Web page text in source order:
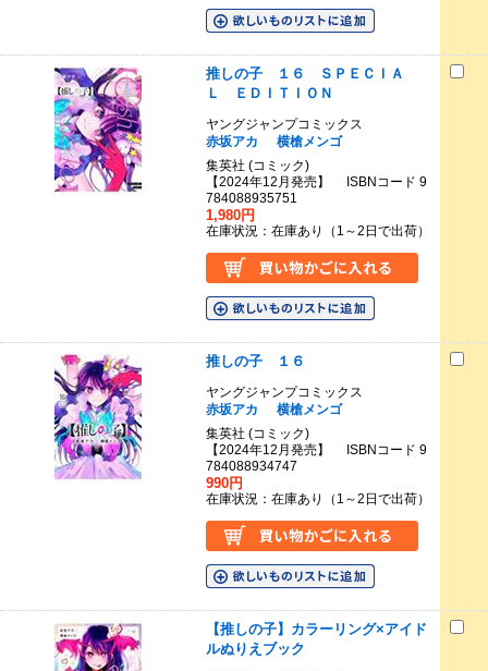
推しの子 １６ ＳＰＥＣＩＡ
Ｌ ＥＤＩＴＩＯＮ
ヤングジャンプコミックス
赤坂アカ
横槍メンゴ
集英社 (コミック)
【2024年12月発売】 ISBNコード 9
784088935751
1,980円
在庫状況：在庫あり（1～2日で出荷）
推しの子 １６
ヤングジャンプコミックス
赤坂アカ
横槍メンゴ
集英社 (コミック)
【2024年12月発売】 ISBNコード 9
784088934747
990円
在庫状況：在庫あり（1～2日で出荷）
【推しの子】カラーリング×アイド
ルぬりえブック